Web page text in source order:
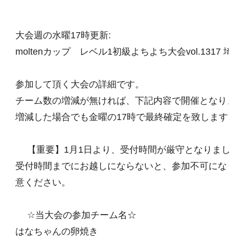
大会週の水曜17時更新:
moltenカップ レベル1初級よちよち大会
参加して頂く大会の詳細です。
チーム数の増減が無ければ、下記内容で開催とな
増減した場合でも金曜の17時で最終確定を致しま
【重要】1月1日より、受付時間が厳守となり
受付時間までにお越しにならないと、参加不可に
意ください。
☆当大会の参加チーム名☆
はなちゃんの卵焼き